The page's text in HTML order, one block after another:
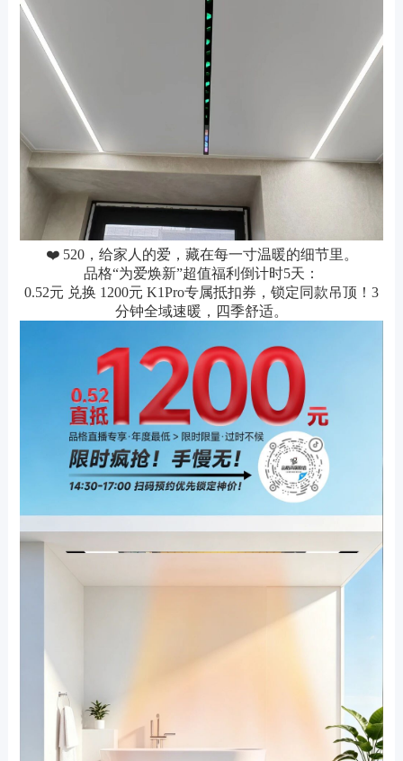
❤️ 520，给家人的爱，藏在每一寸温暖的细节里。
品格“为爱焕新”超值福利倒计时5天：
0.52元 兑换 1200元 K1Pro专属抵扣券，锁定同款吊顶！3
分钟全域速暖，四季舒适。